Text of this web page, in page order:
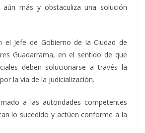
más y obstaculiza una solución
el Jefe de Gobierno de la Ciudad de
Guadarrama, en el sentido de que
deben solucionarse a través la
la vía de la judicialización.
a las autoridades competentes
lo sucedido y actúen conforme a la